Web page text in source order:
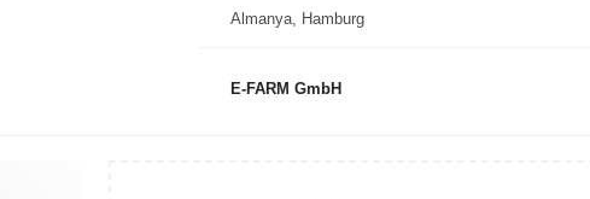
Almanya, Hamburg
E-FARM GmbH